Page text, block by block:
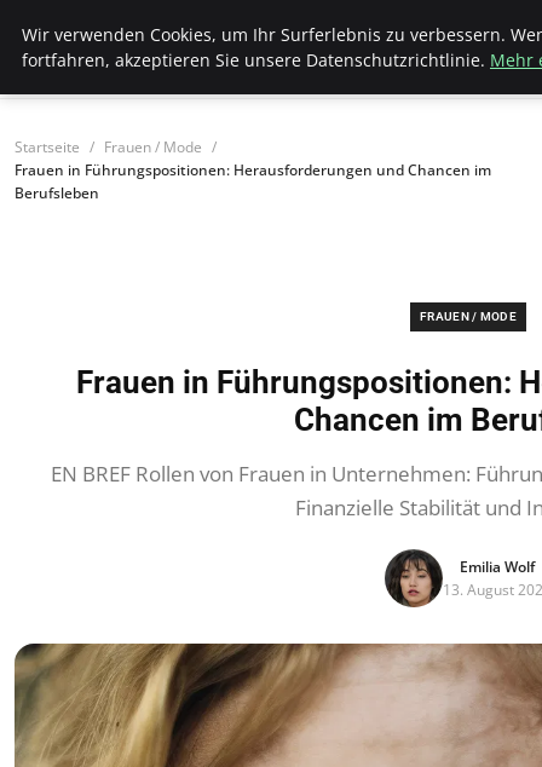
Bistro Grammophon
Startseite
Frauen / Mode
Frauen in Führungspositionen: Herausforderungen und Chancen im
Berufsleben
FRAUEN / MODE
Frauen in Führungspositionen:
Chancen im
EN BREF Rollen von Frauen in Unternehmen:
Finanzielle Stabilität und
Emilia Wolf
13. August
Wir verwenden Cookies, um Ihr Surferlebnis zu verbessern.
fortfahren, akzeptieren Sie unsere Datenschutzrichtlinie. Mehr